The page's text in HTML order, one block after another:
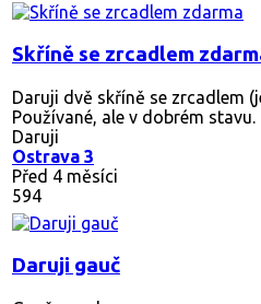
Skříně se zrcadlem
Daruji dvě skříně se zrcadlem
Používané, ale v dobrém stavu.
Daruji
Ostrava 3
Před 4 měsíci
594
Daruji gauč